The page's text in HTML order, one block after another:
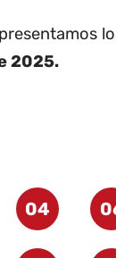
2025.
04